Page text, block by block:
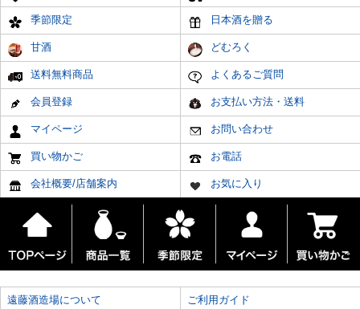
季節限定 日本酒を贈る
甘酒 どむろく
送料無料商品 よくあるご質問
会員登録 お支払い方法・送料
マイページ お問い合わせ
買い物かご お電話
会社概要/店舗案内 お気に入り
遠藤酒造場について ご利用ガイド